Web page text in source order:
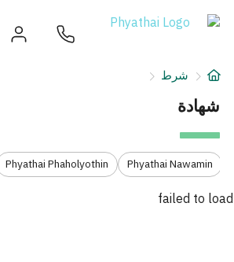
ไทย
English
عن
فرع المستشفى
شرط
شهادة
Phyathai Nawamin
Phyathai Phaholyothin
failed to load